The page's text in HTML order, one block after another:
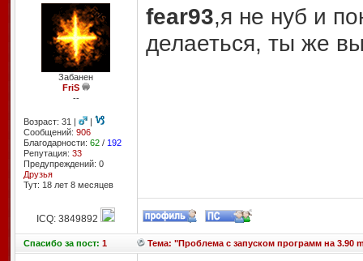
Забанен
FriS
--
Возраст: 31 |
|
Сообщений: 906
Благодарности: 62/ 192
Репутация: 33
Предупреждений: 0
Друзья
Тут: 18 лет 8 месяцев
fear93,я не нуб и
делаеться, ты же
ICQ: 3849892
Спасибоза пост: 1 Тема: "Проблема с запуском программ на 3.90